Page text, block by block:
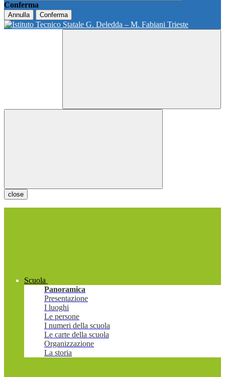
Conferma
Annulla Conferma
close
Scuola
Panoramica
Presentazione
I luoghi
Le persone
I numeri della scuola
Le carte della scuola
Organizzazione
La storia